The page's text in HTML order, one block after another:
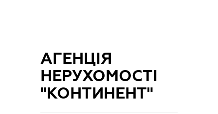
АГЕНЦІЯ
НЕРУХОМОСТІ
"КОНТИНЕНТ"